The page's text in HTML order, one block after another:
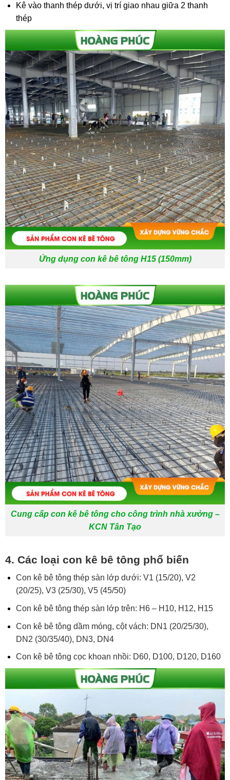
Kê vào thanh thép dưới, vị trí giao nhau giữa 2 thanh
thép
Ứng dụng con kê bê tông H15 (150mm)
Cung cấp con kê bê tông cho công trình nhà xưởng –
KCN Tân Tạo
4. Các loại con kê bê tông phổ biến
Con kê bê tông thép sàn lớp dưới: V1 (15/20), V2
(20/25), V3 (25/30), V5 (45/50)
Con kê bê tông thép sàn lớp trên: H6 – H10, H12, H15
Con kê bê tông dầm móng, cột vách: DN1 (20/25/30),
DN2 (30/35/40), DN3, DN4
Con kê bê tông cọc khoan nhồi: D60, D100, D120, D160